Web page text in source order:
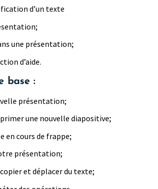
d’un texte
une présentation;
d’aide.
base :
présentation;
une nouvelle diapositive;
en cours de frappe;
présentation;
et déplacer du texte;